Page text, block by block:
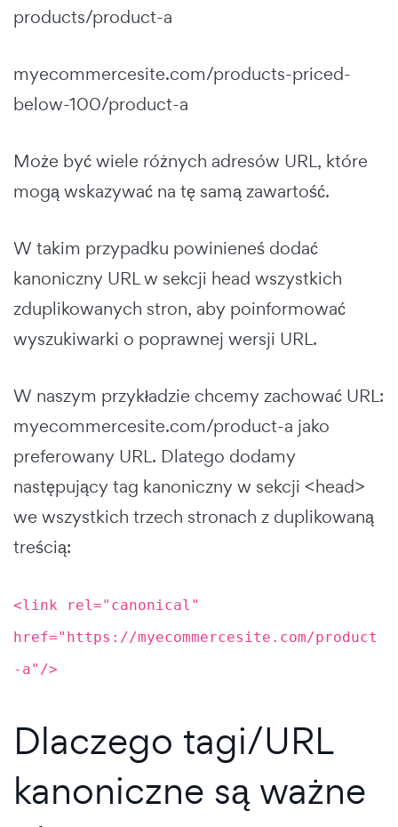
products/product-a
myecommercesite.com/products-priced-
below-100/product-a
Może być wiele różnych adresów URL, które
mogą wskazywać na tę samą zawartość.
W takim przypadku powinieneś dodać
kanoniczny URL w sekcji head wszystkich
zduplikowanych stron, aby poinformować
wyszukiwarki o poprawnej wersji URL.
W naszym przykładzie chcemy zachować URL:
myecommercesite.com/product-a jako
preferowany URL. Dlatego dodamy
następujący tag kanoniczny w sekcji <head>
we wszystkich trzech stronach z duplikowaną
treścią:
<link rel="canonical"
href="https://myecommercesite.com/product
-a"/>
Dlaczego tagi/URL
kanoniczne są ważne